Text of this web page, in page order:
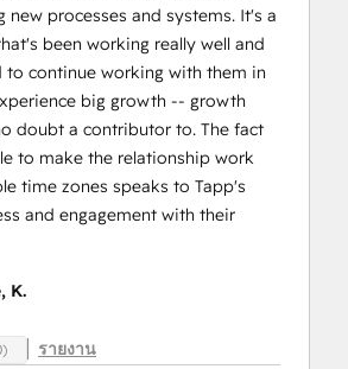
new processes and systems. It's a
been working really well and
to continue working with them in
big growth -- growth
doubt a contributor to. The fact
to make the relationship work
time zones speaks to Tapp's
and engagement with their
K.
รายงาน